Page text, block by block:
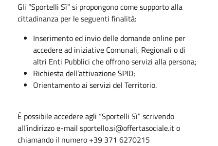
Gli “Sportelli Sì” si propongono come supporto alla
cittadinanza per le seguenti finalità:
Inserimento ed invio delle domande online per
accedere ad iniziative Comunali, Regionali o di
altri Enti Pubblici che offrono servizi alla persona;
Richiesta dell’attivazione SPID;
Orientamento ai servizi del Territorio.
È possibile accedere agli “Sportelli Sì” scrivendo
all’indirizzo e-mail sportello.si@offertasociale.it o
chiamando il numero +39 371 6270215